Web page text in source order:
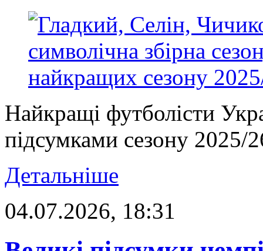
Найкращі футболісти
підсумками сезону 2025/
Детальніше
04.07.2026, 18:31